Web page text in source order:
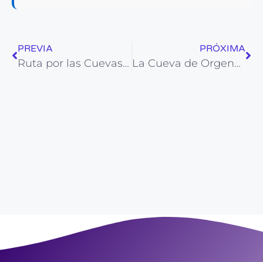
PREVIA
Ruta por las Cuevas en el Parque Natural Serra Gelada
PRÓXIMA
La Cueva de Orgens en Xábia: Una maravilla natural